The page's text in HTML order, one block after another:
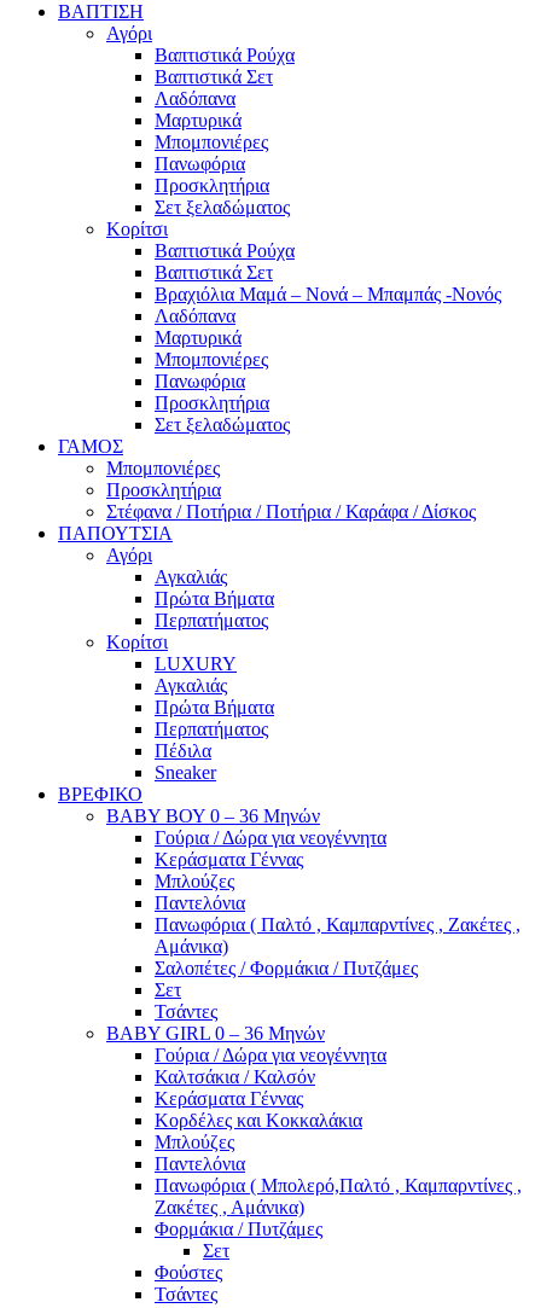
ΒΑΠΤΙΣΗ
Αγόρι
Βαπτιστικά Ρούχα
Βαπτιστικά Σετ
Λαδόπανα
Μαρτυρικά
Μπομπονιέρες
Πανωφόρια
Προσκλητήρια
Σετ ξελαδώματος
Κορίτσι
Βαπτιστικά Ρούχα
Βαπτιστικά Σετ
Βραχιόλια Μαμά – Νονά – Μπαμπάς -Νονός
Λαδόπανα
Μαρτυρικά
Μπομπονιέρες
Πανωφόρια
Προσκλητήρια
Σετ ξελαδώματος
ΓΑΜΟΣ
Μπομπονιέρες
Προσκλητήρια
Στέφανα / Ποτήρια / Ποτήρια / Καράφα / Δίσκος
ΠΑΠΟΥΤΣΙΑ
Αγόρι
Αγκαλιάς
Πρώτα Βήματα
Περπατήματος
Κορίτσι
LUXURY
Αγκαλιάς
Πρώτα Βήματα
Περπατήματος
Πέδιλα
Sneaker
ΒΡΕΦΙΚΟ
ΒΑΒΥ ΒΟΥ 0 – 36 Μηνών
Γούρια / Δώρα για νεογέννητα
Κεράσματα Γέννας
Μπλούζες
Παντελόνια
Πανωφόρια ( Παλτό , Καμπαρντίνες , Ζακέτες ,
Αμάνικα)
Σαλοπέτες / Φορμάκια / Πυτζάμες
Σετ
Τσάντες
BABY GIRL 0 – 36 Μηνών
Γούρια / Δώρα για νεογέννητα
Καλτσάκια / Καλσόν
Κεράσματα Γέννας
Κορδέλες και Κοκκαλάκια
Μπλούζες
Παντελόνια
Πανωφόρια ( Μπολερό,Παλτό , Καμπαρντίνες ,
Ζακέτες , Αμάνικα)
Φορμάκια / Πυτζάμες
Σετ
Φούστες
Τσάντες